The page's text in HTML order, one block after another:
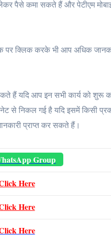
पैसे कमा सकते हैं और पेटीएम
पर क्लिक करके भी आप अधिक
हैं यदि आप इन सभी कार्य को शुरू
से निकल गई है यदि इसमें किसी
प्राप्त कर सकते हैं।
Group
Here
Here
Here